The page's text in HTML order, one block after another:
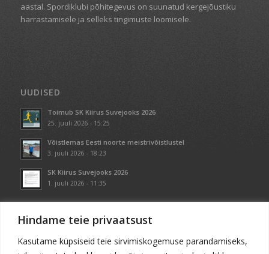
Hindame teie privaatsust
Kasutame küpsiseid teie sirvimiskogemuse parandamiseks,
aastal. Spordiklubi põhitegevus on suunatud kergejõustiku
harrastamisele ja selleks tingimuste loomisele.
UUDISED
Toimub SK Kiirus Suvejooks 2026
25. juuli 2026 - 15:25
Võistlemas Eesti noorte meistrivõistlustel
3. juuli 2026 - 18:23
SK Kiirus Suvejooks 2026
1. juuli 2026 - 11:35
KONTAKT